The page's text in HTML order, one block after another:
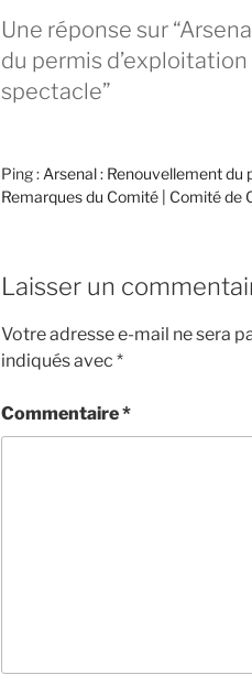
Une réponse sur
du permis
spectacle”
Ping : Arsenal : Renouvellement du
Remarques du Comité | Comité de
Laisser un
Votre adresse e-mail ne sera
indiqués avec *
Commentaire*